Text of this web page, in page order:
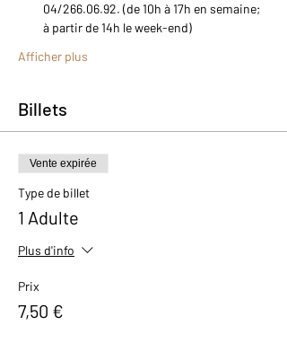
04/266.06.92. (de 10h à 17h en semaine;
à partir de 14h le week-end)
Afficher plus
Billets
Vente expirée
Type de billet
1 Adulte
Plus d'info
Prix
7,50 €